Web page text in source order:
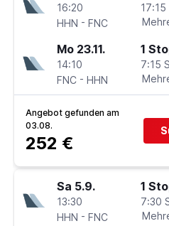
16:20
HHN - FNC
17:15
Mo 23.11.
14:10
FNC - HHN
1
7:15
Angebot gefunden am
03.08.
252 €
Sa 5.9.
13:30
HHN - FNC
1
7:30